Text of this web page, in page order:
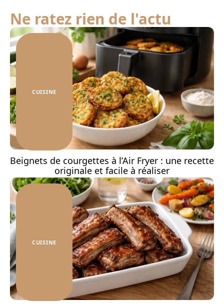
Ne ratez rien de l'actu
CUISINE
Beignets de courgettes à l’Air Fryer : une recette
originale et facile à réaliser
CUISINE